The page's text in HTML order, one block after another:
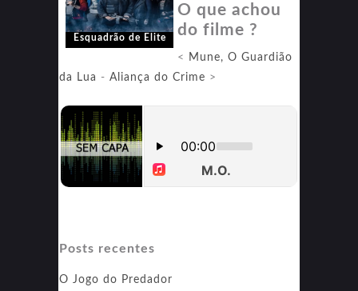
Esquadrão de Elite
Elite
O que achou
do filme ?
<
Mune, O Guardião
da Lua - Aliança do Crime >
Posts recentes
O Jogo do Predador